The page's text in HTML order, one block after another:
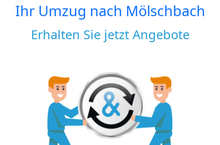
Ihr Umzug nach Mölschbach
Erhalten Sie jetzt Angebote